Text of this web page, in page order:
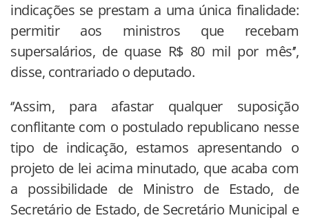
indicações se prestam a uma única finalidade:
permitir aos ministros que recebam
supersalários, de quase R$ 80 mil por mês’’,
disse, contrariado o deputado.
‘’Assim, para afastar qualquer suposição
conflitante com o postulado republicano nesse
tipo de indicação, estamos apresentando o
projeto de lei acima minutado, que acaba com
a possibilidade de Ministro de Estado, de
Secretário de Estado, de Secretário Municipal e